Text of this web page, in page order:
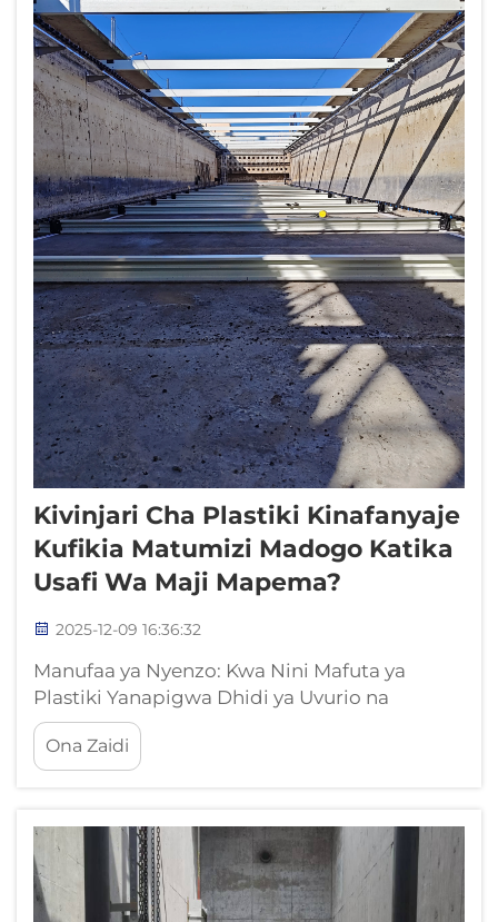
Kivinjari Cha Plastiki Kinafanyaje
Kufikia Matumizi Madogo Katika
Usafi Wa Maji Mapema?
2025-12-09 16:36:32
Manufaa ya Nyenzo: Kwa Nini Mafuta ya
Plastiki Yanapigwa Dhidi ya Uvurio na
Uharibifu HDPE, PU, PA, na POM — Uwezo
mzuri wa Kupigwa Dhidi ya Kemikali na
Uimara wa Kiutawala ikilinganishwa na
POM yanajitokeza kwa uwezo wao mkubwa
wa...
Ona Zaidi